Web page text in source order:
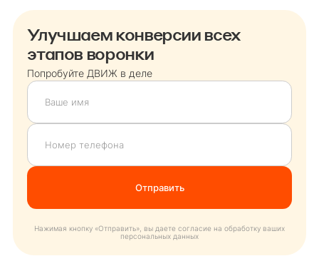
Улучшаем конверсии всех
этапов воронки
Попробуйте ДВИЖ в деле
Нажимая кнопку «Отправить», вы даете согласие на обработку ваших
персональных данных